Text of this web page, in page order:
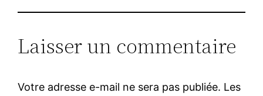
Laisser un commentaire
Votre adresse e-mail ne sera pas publiée. Les